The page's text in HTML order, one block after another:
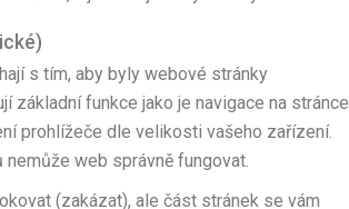
s tím, aby byly webové stránky
základní funkce jako je navigace na stránce
prohlížeče dle velikosti vašeho zařízení.
web správně fungovat.
(zakázat), ale část stránek se vám